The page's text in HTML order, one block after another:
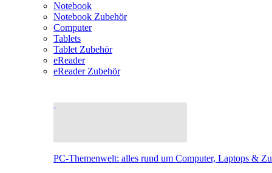
Notebook
Notebook Zubehör
Computer
Tablets
Tablet Zubehör
eReader
eReader Zubehör
PC-Themenwelt: alles rund um Computer, Laptops &